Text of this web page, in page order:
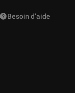
de
Besoin d’aide